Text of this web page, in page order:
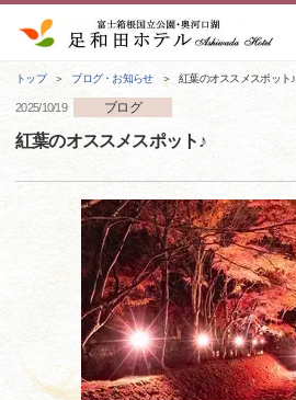
トップ ブログ・お知らせ 紅葉のオススメスポット♪
2025/10/19 ブログ
紅葉のオススメスポット♪